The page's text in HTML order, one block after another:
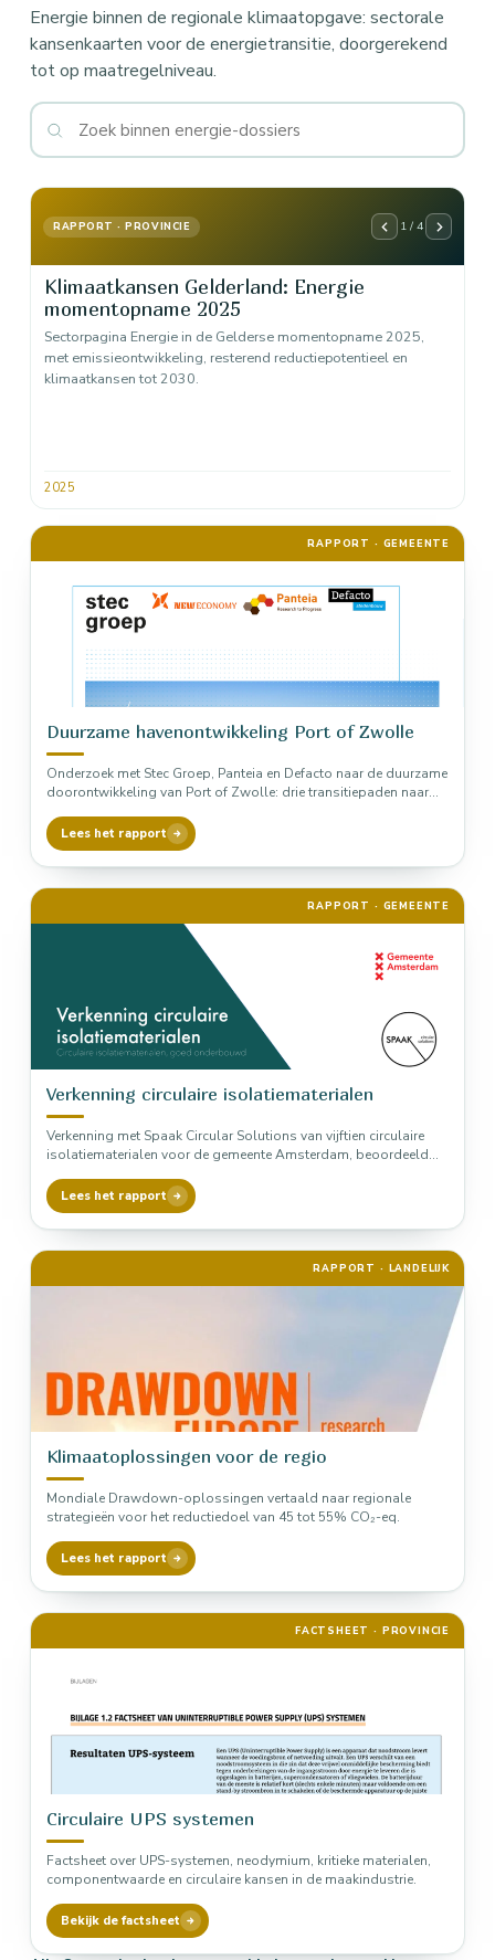
Energie binnen de regionale klimaatopgave: sectorale
kansenkaarten voor de energietransitie, doorgerekend
tot op maatregelniveau.
RAPPORT · PROVINCIE 1 / 4
Klimaatkansen Gelderland: Energie
momentopname 2025
Sectorpagina Energie in de Gelderse momentopname 2025,
met emissieontwikkeling, resterend reductiepotentieel en
klimaatkansen tot 2030.
2025
RAPPORT · GEMEENTE
Duurzame havenontwikkeling Port of Zwolle
Onderzoek met Stec Groep, Panteia en Defacto naar de duurzame
doorontwikkeling van Port of Zwolle: drie transitiepaden naar
Lees het rapport
RAPPORT · GEMEENTE
Verkenning circulaire isolatiematerialen
Verkenning met Spaak Circular Solutions van vijftien circulaire
isolatiematerialen voor de gemeente Amsterdam, beoordeeld
Lees het rapport
RAPPORT · LANDELIJK
Klimaatoplossingen voor de regio
Mondiale Drawdown-oplossingen vertaald naar regionale
strategieën voor het reductiedoel van 45 tot 55% CO₂-eq.
Lees het rapport
FACTSHEET · PROVINCIE
Circulaire UPS systemen
Factsheet over UPS-systemen, neodymium, kritieke materialen,
componentwaarde en circulaire kansen in de maakindustrie.
Bekijk de factsheet